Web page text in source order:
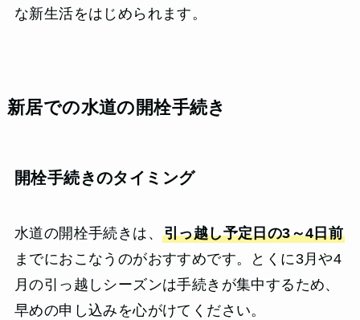
な新生活をはじめられます。
新居での水道の開栓手続き
開栓手続きのタイミング
水道の開栓手続きは、 引っ越し予定日の3～4日前
までにおこなうのがおすすめです。とくに3月や4
月の引っ越しシーズンは手続きが集中するため、
早めの申し込みを心がけてください。